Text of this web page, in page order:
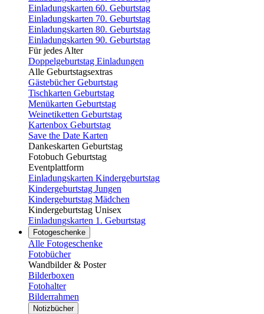
Einladungskarten 60. Geburtstag
Einladungskarten 70. Geburtstag
Einladungskarten 80. Geburtstag
Einladungskarten 90. Geburtstag
Für jedes Alter
Doppelgeburtstag Einladungen
Alle Geburtstagsextras
Gästebücher Geburtstag
Tischkarten Geburtstag
Menükarten Geburtstag
Weinetiketten Geburtstag
Kartenbox Geburtstag
Save the Date Karten
Dankeskarten Geburtstag
Fotobuch Geburtstag
Eventplattform
Einladungskarten Kindergeburtstag
Kindergeburtstag Jungen
Kindergeburtstag Mädchen
Kindergeburtstag Unisex
Einladungskarten 1. Geburtstag
Fotogeschenke
Alle Fotogeschenke
Fotobücher
Wandbilder & Poster
Bilderboxen
Fotohalter
Bilderrahmen
Notizbücher